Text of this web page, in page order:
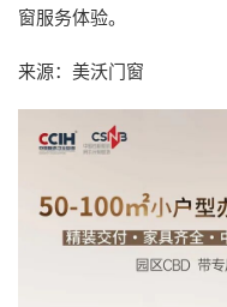
窗服务体验。
来源：美沃门窗